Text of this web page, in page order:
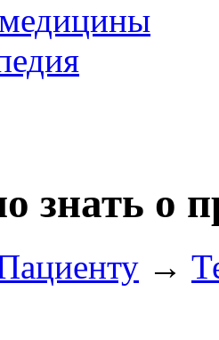
знать о
→